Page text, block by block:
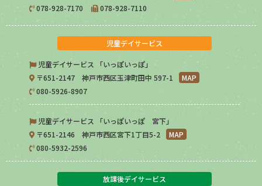
078-928-7170
078-928-7110
児童デイサービス
児童デイサービス 「いっぽいっぽ」
〒651-2147 神戸市西区玉津町田中 597-1
MAP
080-5926-8907
児童デイサービス 「いっぽいっぽ 宮下」
〒651-2146 神戸市西区宮下1丁目5-2
MAP
080-5932-2596
放課後デイサービス